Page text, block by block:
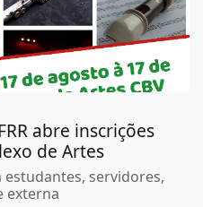
abre inscrições
de Artes
servidores,
externa